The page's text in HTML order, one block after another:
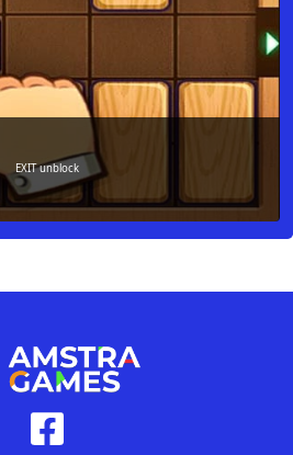
EXIT unblock